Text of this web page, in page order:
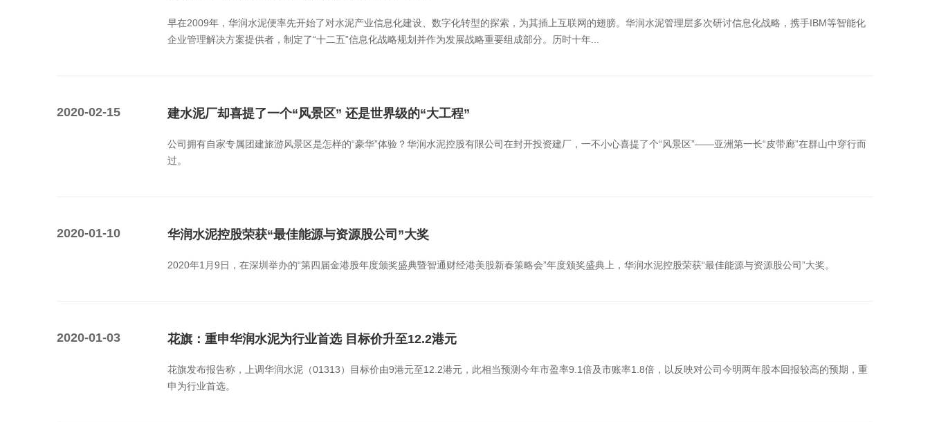
早在2009年，华润水泥便率先开始了对水泥产业信息化建设、数字化转型的探索，为其插上互联网的翅膀。华润水泥管理层多次研讨信息化战略，携手IBM等智能化
企业管理解决方案提供者，制定了“十二五”信息化战略规划并作为发展战略重要组成部分。历时十年...
2020-02-15 建水泥厂却喜提了一个“风景区” 还是世界级的“大工程”
公司拥有自家专属团建旅游风景区是怎样的“豪华”体验？华润水泥控股有限公司在封开投资建厂，一不小心喜提了个“风景区”——亚洲第一长“皮带廊”在群山中穿行而
过。
2020-01-10 华润水泥控股荣获“最佳能源与资源股公司”大奖
2020年1月9日，在深圳举办的“第四届金港股年度颁奖盛典暨智通财经港美股新春策略会”年度颁奖盛典上，华润水泥控股荣获“最佳能源与资源股公司”大奖。
2020-01-03 花旗：重申华润水泥为行业首选 目标价升至12.2港元
花旗发布报告称，上调华润水泥（01313）目标价由9港元至12.2港元，此相当预测今年市盈率9.1倍及市账率1.8倍，以反映对公司今明两年股本回报较高的预期，重
申为行业首选。